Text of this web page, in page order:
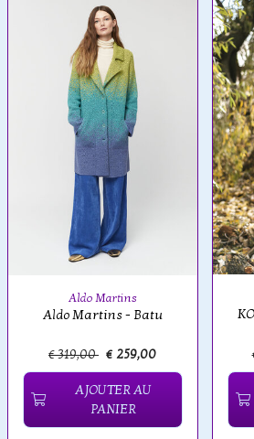
Aldo Martins
Aldo Martins - Batu
€ 319,00 € 259,00
AJOUTER AU
PANIER